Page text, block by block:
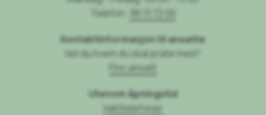
Telefon:
38 13 72 00
Kontaktinformasjon til ansatte
Vet du hvem du skal prate med?
Finn ansatt
Utenom åpningstid
Vakttelefoner